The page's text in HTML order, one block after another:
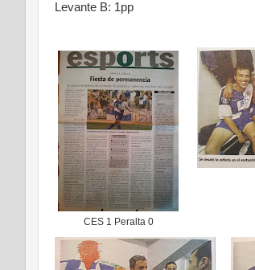
Levante B: 1pp
CES 1 Peralta 0